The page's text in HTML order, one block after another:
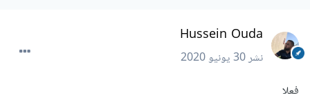
Hussein Ouda
نشر30 يونيو 2020
فعلا